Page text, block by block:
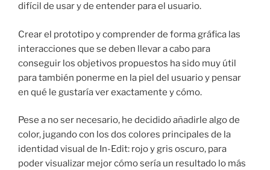
difícil de usar y de entender para el usuario.
Crear el prototipo y comprender de forma gráfica las
interacciones que se deben llevar a cabo para
conseguir los objetivos propuestos ha sido muy útil
para también ponerme en la piel del usuario y pensar
en qué le gustaría ver exactamente y cómo.
Pese a no ser necesario, he decidido añadirle algo de
color, jugando con los dos colores principales de la
identidad visual de In-Edit: rojo y gris oscuro, para
poder visualizar mejor cómo sería un resultado lo más